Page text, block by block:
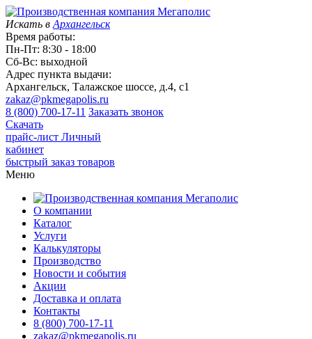
Искать в Архангельск
Время работы:
Пн-Пт: 8:30 - 18:00
Сб-Вс: выходной
Адрес пункта выдачи:
Архангельск, Талажское шоссе, д.4, с1
zakaz@pkmegapolis.ru
8 (800) 700-17-11 Заказать звонок
Скачать
прайс-лист Личный
кабинет
быстрый заказ товаров
Меню
О компании
Каталог
Услуги
Калькуляторы
Производство
Новости и события
Акции
Доставка и оплата
Контакты
8 (800) 700-17-11
zakaz@pkmegapolis.ru